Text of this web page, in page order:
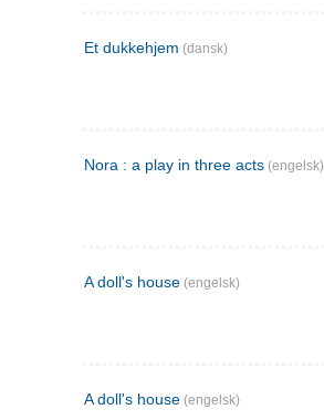
Et dukkehjem (dansk)
Nora : a play in three acts (engelsk)
A doll's house (engelsk)
A doll's house (engelsk)